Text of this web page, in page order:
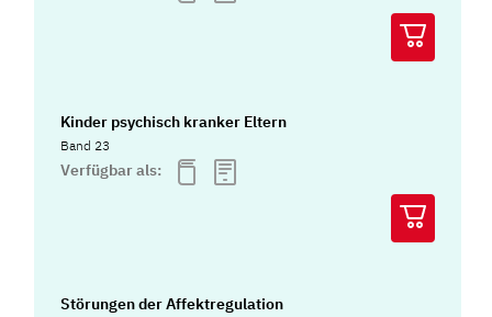
Kinder psychisch kranker Eltern
Band 23
Verfügbar als:
Störungen der Affektregulation